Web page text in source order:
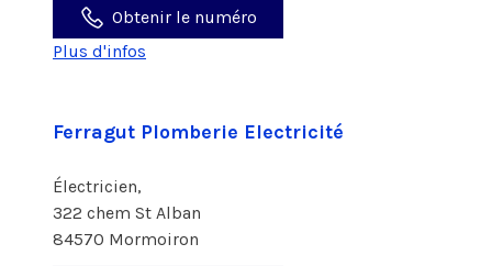
Obtenir le numéro
Plus d'infos
Ferragut Plomberie Electricité
Électricien,
322 chem St Alban
84570 Mormoiron